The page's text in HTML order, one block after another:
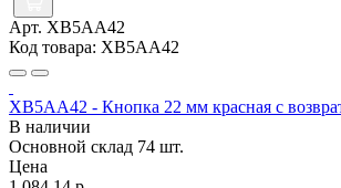
Арт. XB5AA42
Код товара: XB5AA42
XB5AA42 - Кнопка 22 мм красная с
В наличии
Основной склад 74 шт.
Цена